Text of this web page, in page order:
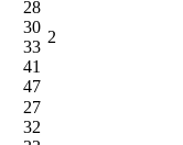
28
30
33
41
47
2
27
32